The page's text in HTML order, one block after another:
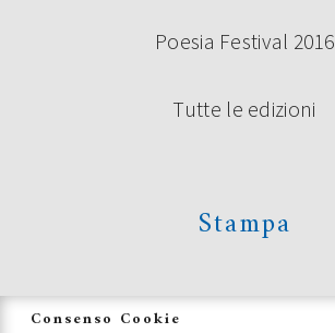
Poesia Festival 2016
Tutte le edizioni
Stampa
Consenso Cookie